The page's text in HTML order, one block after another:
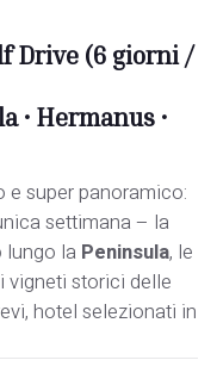
Drive (6 giorni /
• Hermanus •
e super panoramico:
settimana – la
lungo la Peninsula, le
vigneti storici delle
hotel selezionati in